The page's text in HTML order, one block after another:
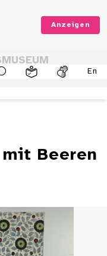
Anzeigen
En
Beeren